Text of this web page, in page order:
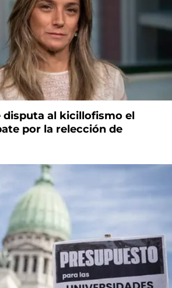
disputa al kicillofismo el
por la relección de